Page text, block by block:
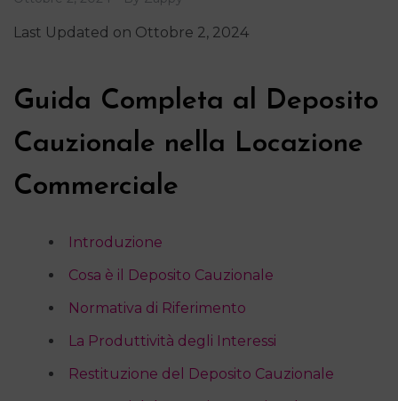
Last Updated on Ottobre 2, 2024
Guida Completa al Deposito
Cauzionale nella Locazione
Commerciale
Introduzione
Cosa è il Deposito Cauzionale
Normativa di Riferimento
La Produttività degli Interessi
Restituzione del Deposito Cauzionale